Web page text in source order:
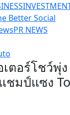
Better Social
PR NEWS
ตอร์โชว์พุ่
ชมป์แซง